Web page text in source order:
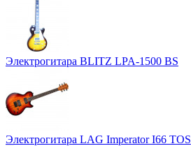
Электрогитара BLITZ LPA-1500 BS
Электрогитара LAG Imperator I66 TOS